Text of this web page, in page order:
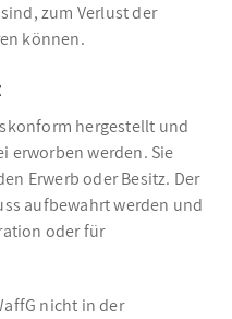
zum Verlust der
können.
hergestellt und
erworben werden. Sie
Erwerb oder Besitz. Der
aufbewahrt werden und
oder für
nicht in der